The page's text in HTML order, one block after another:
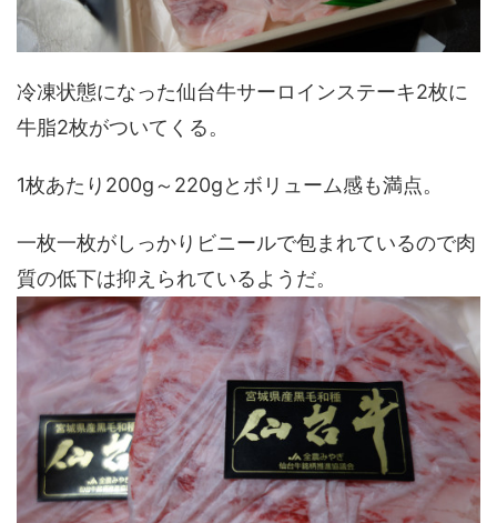
冷凍状態になった仙台牛サーロインステーキ2枚に
牛脂2枚がついてくる。
1枚あたり200g～220gとボリューム感も満点。
一枚一枚がしっかりビニールで包まれているので肉
質の低下は抑えられているようだ。